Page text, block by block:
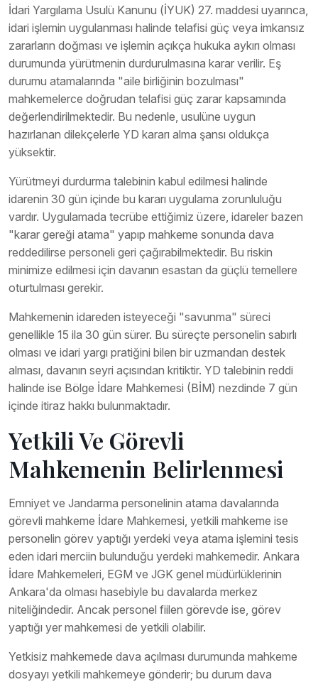
İdari Yargılama Usulü Kanunu (İYUK) 27. maddesi uyarınca,
idari işlemin uygulanması halinde telafisi güç veya imkansız
zararların doğması ve işlemin açıkça hukuka aykırı olması
durumunda yürütmenin durdurulmasına karar verilir. Eş
durumu atamalarında "aile birliğinin bozulması"
mahkemelerce doğrudan telafisi güç zarar kapsamında
değerlendirilmektedir. Bu nedenle, usulüne uygun
hazırlanan dilekçelerle YD kararı alma şansı oldukça
yüksektir.
Yürütmeyi durdurma talebinin kabul edilmesi halinde
idarenin 30 gün içinde bu kararı uygulama zorunluluğu
vardır. Uygulamada tecrübe ettiğimiz üzere, idareler bazen
"karar gereği atama" yapıp mahkeme sonunda dava
reddedilirse personeli geri çağırabilmektedir. Bu riskin
minimize edilmesi için davanın esastan da güçlü temellere
oturtulması gerekir.
Mahkemenin idareden isteyeceği "savunma" süreci
genellikle 15 ila 30 gün sürer. Bu süreçte personelin sabırlı
olması ve idari yargı pratiğini bilen bir uzmandan destek
alması, davanın seyri açısından kritiktir. YD talebinin reddi
halinde ise Bölge İdare Mahkemesi (BİM) nezdinde 7 gün
içinde itiraz hakkı bulunmaktadır.
Yetkili Ve Görevli
Mahkemenin Belirlenmesi
Emniyet ve Jandarma personelinin atama davalarında
görevli mahkeme İdare Mahkemesi, yetkili mahkeme ise
personelin görev yaptığı yerdeki veya atama işlemini tesis
eden idari merciin bulunduğu yerdeki mahkemedir. Ankara
İdare Mahkemeleri, EGM ve JGK genel müdürlüklerinin
Ankara'da olması hasebiyle bu davalarda merkez
niteliğindedir. Ancak personel fiilen görevde ise, görev
yaptığı yer mahkemesi de yetkili olabilir.
Yetkisiz mahkemede dava açılması durumunda mahkeme
dosyayı yetkili mahkemeye gönderir; bu durum dava